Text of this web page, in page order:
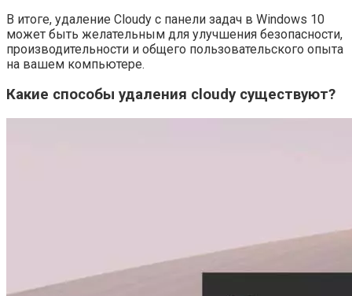
В итоге, удаление Cloudy с панели задач в Windows 10
может быть желательным для улучшения безопасности,
производительности и общего пользовательского опыта
на вашем компьютере.
Какие способы удаления cloudy существуют?